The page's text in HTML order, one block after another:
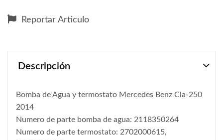
Reportar Articulo
Descripción
Bomba de Agua y termostato Mercedes Benz Cla-250
2014
Numero de parte bomba de agua: 2118350264
Numero de parte termostato: 2702000615,